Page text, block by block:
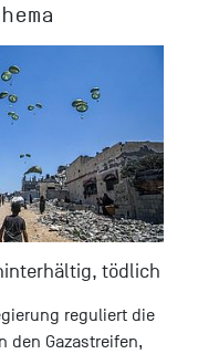
tödlich
reguliert die
den Gazastreifen,